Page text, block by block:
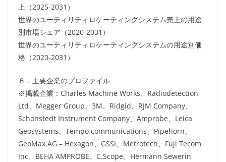
上（2025-2031）
世界のユーティリティロケーティングシステム売上の用途
別市場シェア（2020-2031）
世界のユーティリティロケーティングシステムの用途別価
格（2020-2031）
６．主要企業のプロファイル
※掲載企業：Charles Machine Works、Radiodetection
Ltd、Megger Group、3M、Ridgid、RJM Company、
Schonstedt Instrument Company、Amprobe、Leica
Geosystems、Tempo communications、Pipehorn、
GeoMax AG – Hexagon、GSSI、Metrotech、Fuji Tecom
Inc、BEHA AMPROBE、C.Scope、Hermann Sewerin